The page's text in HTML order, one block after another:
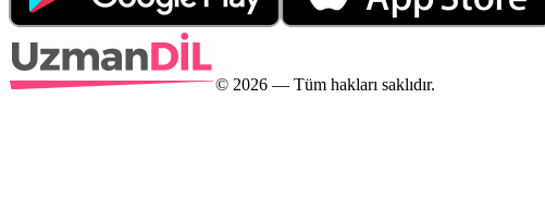
© 2026 — Tüm hakları saklıdır.